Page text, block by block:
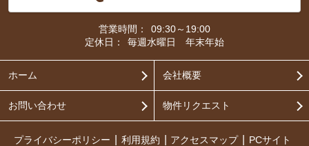
営業時間：
09:30～19:00
定休日：
毎週水曜日 年末年始
ホーム 会社概要
お問い合わせ 物件リクエスト
プライバシーポリシー 利用規約 アクセスマップ
PCサイト